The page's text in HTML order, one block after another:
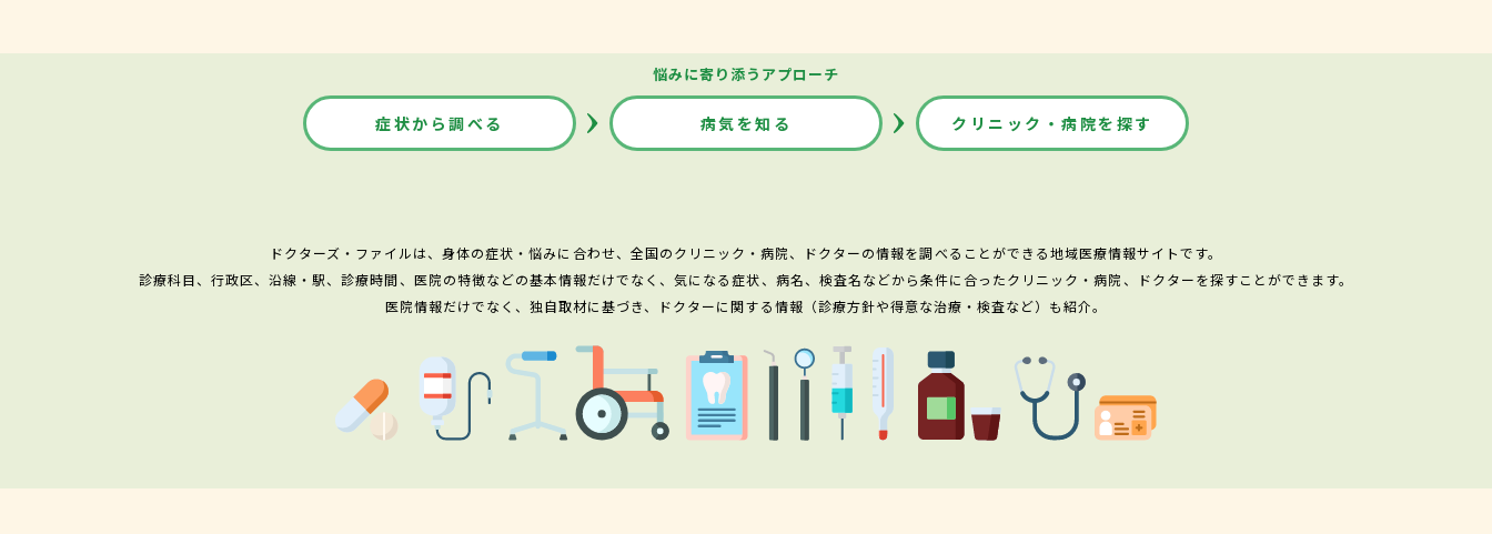
悩みに寄り添うアプローチ
症状から調べる 病気を知る クリニック・病院を探す
ドクターズ・ファイルは、身体の症状・悩みに合わせ、全国のクリニック・病院、ドクターの情報を調べることができる地域医療情報サイトです。
診療科目、行政区、沿線・駅、診療時間、医院の特徴などの基本情報だけでなく、気になる症状、病名、検査名などから条件に合ったクリニック・病院、ドクターを探すことができます。
医院情報だけでなく、独自取材に基づき、ドクターに関する情報（診療方針や得意な治療・検査など）も紹介。